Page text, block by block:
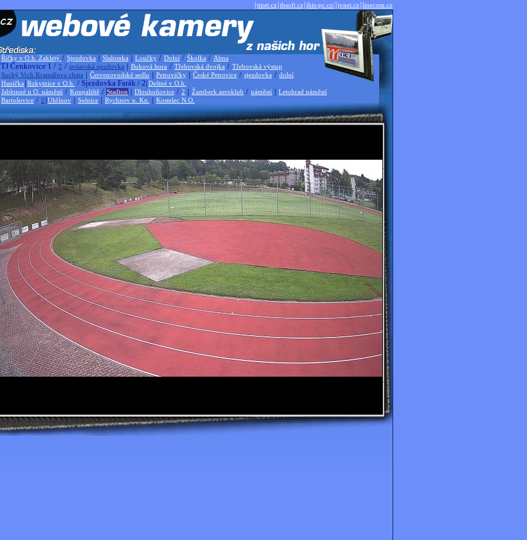
|ttnet.cz|thsoft.cz|ibis-pc.cz/|jvnet.cz|linecom.cz
Říčky v O.h. Zakletý / Sjezdovka | Slalomka | Loučky / Dolní / Školka / Alma
TJ Čenkovice 1 / 2 / svitavská sjezdovka | Buková hora / Třebovská dvojka / Třebovská výstup
Suchý Vrch Kramářova chata | Červenovodské sedlo | Petrovičky | České Petrovice / sjezdovka / dolní
Hanička |Rokytnice v O.h. / Sjezdovka Farák / 2|Deštné v O.h.
Jablonné n O. náměstí / Koupaliště / Stadion | Dlouhoňovice / 2 | Žamberk aeroklub / náměstí | Letohrad náměstí
Bartošovice / 2 |Uhřínov | Solnice | Rychnov n. Kn. | Kostelec N.O.